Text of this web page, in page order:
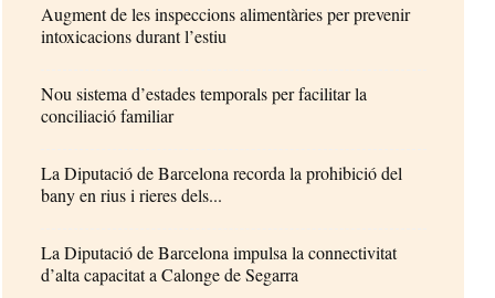
Augment de les inspeccions alimentàries per prevenir
intoxicacions durant l’estiu
Nou sistema d’estades temporals per facilitar la
conciliació familiar
La Diputació de Barcelona recorda la prohibició del
bany en rius i rieres dels...
La Diputació de Barcelona impulsa la connectivitat
d’alta capacitat a Calonge de Segarra